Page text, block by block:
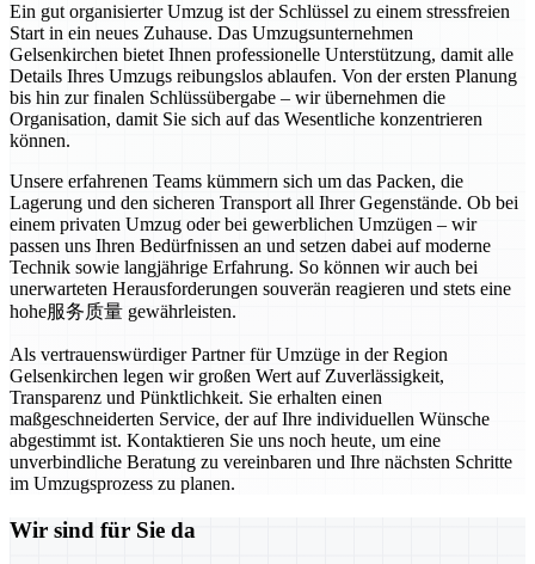
Ein gut organisierter Umzug ist der Schlüssel zu einem stressfreien
Start in ein neues Zuhause. Das Umzugsunternehmen
Gelsenkirchen bietet Ihnen professionelle Unterstützung, damit alle
Details Ihres Umzugs reibungslos ablaufen. Von der ersten Planung
bis hin zur finalen Schlüssübergabe – wir übernehmen die
Organisation, damit Sie sich auf das Wesentliche konzentrieren
können.
Unsere erfahrenen Teams kümmern sich um das Packen, die
Lagerung und den sicheren Transport all Ihrer Gegenstände. Ob bei
einem privaten Umzug oder bei gewerblichen Umzügen – wir
passen uns Ihren Bedürfnissen an und setzen dabei auf moderne
Technik sowie langjährige Erfahrung. So können wir auch bei
unerwarteten Herausforderungen souverän reagieren und stets eine
hohe服务质量 gewährleisten.
Als vertrauenswürdiger Partner für Umzüge in der Region
Gelsenkirchen legen wir großen Wert auf Zuverlässigkeit,
Transparenz und Pünktlichkeit. Sie erhalten einen
maßgeschneiderten Service, der auf Ihre individuellen Wünsche
abgestimmt ist. Kontaktieren Sie uns noch heute, um eine
unverbindliche Beratung zu vereinbaren und Ihre nächsten Schritte
im Umzugsprozess zu planen.
Wir sind für Sie da